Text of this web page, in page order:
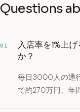
Questions
01
入店率を1%上
か？
毎日3000人の通
で約270万円、年